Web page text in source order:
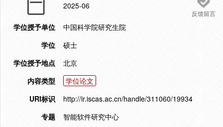
反馈留言
2025-06
学位授予单位
中国科学院研究生院
学位
硕士
学位授予地点
北京
内容类型
学位论文
URI标识
http://ir.iscas.ac.cn/handle/311060/19934
专题
智能软件研究中心